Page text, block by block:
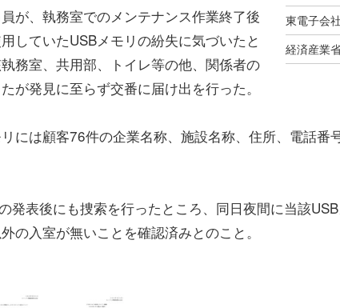
が、執務室でのメンテナンス作業終了後
していたUSBメモリの紛失に気づいたと
務室、共用部、トイレ等の他、関係者の
が発見に至らず交番に届け出を行った。
には顧客76件の企業名称、施設名称、住所、電話番
発表後にも捜索を行ったところ、同日夜間に当該
の入室が無いことを確認済みとのこと。